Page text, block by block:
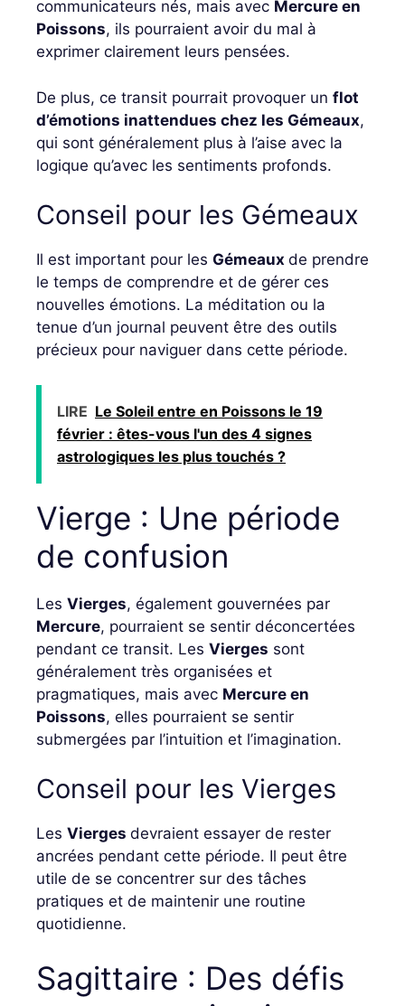
communicateurs nés, mais avec Mercure en
Poissons, ils pourraient avoir du mal à
exprimer clairement leurs pensées.
De plus, ce transit pourrait provoquer un flot
d’émotions inattendues chez les Gémeaux,
qui sont généralement plus à l’aise avec la
logique qu’avec les sentiments profonds.
Conseil pour les Gémeaux
Il est important pour les Gémeaux de prendre
le temps de comprendre et de gérer ces
nouvelles émotions. La méditation ou la
tenue d’un journal peuvent être des outils
précieux pour naviguer dans cette période.
LIRE Le Soleil entre en Poissons le 19
février : êtes-vous l'un des 4 signes
astrologiques les plus touchés ?
Vierge : Une période
de confusion
Les Vierges, également gouvernées par
Mercure, pourraient se sentir déconcertées
pendant ce transit. Les Vierges sont
généralement très organisées et
pragmatiques, mais avec Mercure en
Poissons, elles pourraient se sentir
submergées par l’intuition et l’imagination.
Conseil pour les Vierges
Les Vierges devraient essayer de rester
ancrées pendant cette période. Il peut être
utile de se concentrer sur des tâches
pratiques et de maintenir une routine
quotidienne.
Sagittaire : Des défis